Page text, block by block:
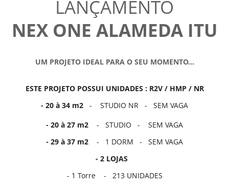
LANÇAMENTO
NEX ONE ALAMEDA ITU
UM PROJETO IDEAL PARA O SEU MOMENTO...
ESTE PROJETO POSSUI UNIDADES : R2V / HMP / NR
- 20 à 34 m2
- STUDIO NR - SEM VAGA
- 20 à 27 m2 - STUDIO - SEM VAGA
- 29 à 37 m2 - 1 DORM - SEM VAGA
- 2 LOJAS
- 1 Torre - 213 UNIDADES